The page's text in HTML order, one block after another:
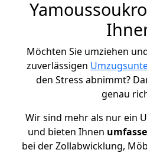
Möchten Sie umziehen
zuverlässigen
den Stress abnimmt?
genau
Wir sind mehr als nur ein
und bieten Ihnen
bei der Zollabwicklung,